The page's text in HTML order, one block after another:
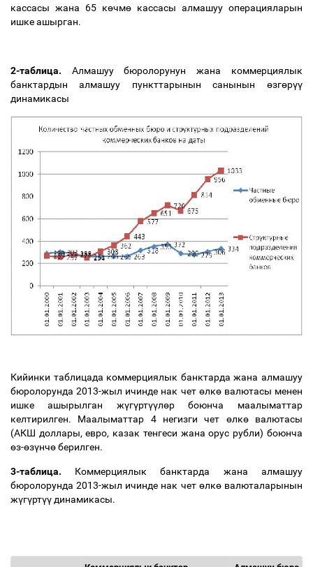
кассасы жана 65 көчмө кассасы алмашуу операцияларын
ишке ашырган.
2-таблица. Алмашуу бюролорунун жана коммерциялык
банктардын алмашуу пункттарынын санынын өзгөрүү
динамикасы
Кийинки таблицада коммерциялык банктарда жана алмашуу
бюролорунда 2013-жыл ичинде нак чет өлкөвалютасы менен
ишке ашырылган жүгүртүүлөр боюнча маалыматтар
келтирилген. Маалыматтар 4 негизги чет өлкөвалютасы
(АКШ доллары, евро, казак тенгеси жана орус рубли) боюнча
өз-өзүнчөберилген.
3-таблица. Коммерциялык банктарда жана алмашуу
бюролорунда 2013-жыл ичинде нак чет өлкөвалюталарынын
жүгүртүү динамикасы.